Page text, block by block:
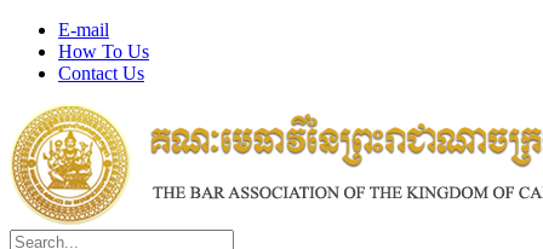
E-mail
How To Us
Contact Us